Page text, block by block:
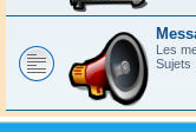
Les
Sujets :